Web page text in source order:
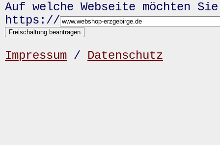
Auf welche Webseite möchten
https://
Impressum / Datenschutz